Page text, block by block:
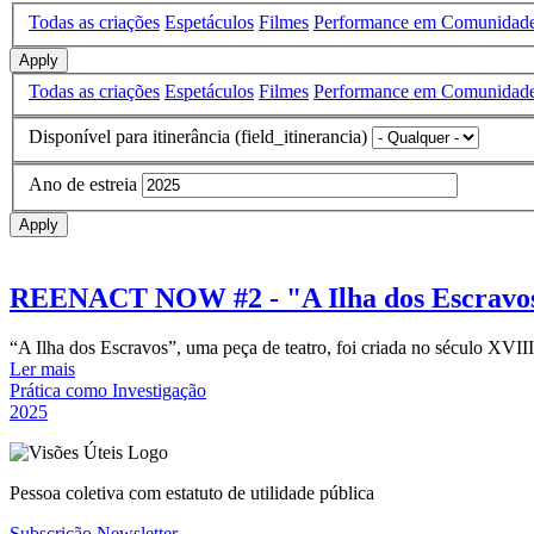
Todas as criações Espetáculos Filmes Performance em
Apply
Todas as criações Espetáculos Filmes Performance em
Disponível para itinerância (field_itinerancia)
Ano de estreia
Apply
REENACT NOW #2 - "A Ilha dos
“A Ilha dos Escravos”, uma peça de teatro, foi criada no século
Ler mais
Prática como Investigação
2025
Pessoa coletiva com estatuto de utilidade pública